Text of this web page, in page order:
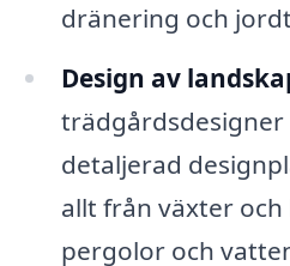
dränering och
Design av
trädgårdsdesigner
detaljerad
allt från växter
pergolor och